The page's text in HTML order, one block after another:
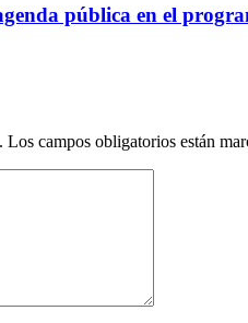
pública en el
Los campos obligatorios están